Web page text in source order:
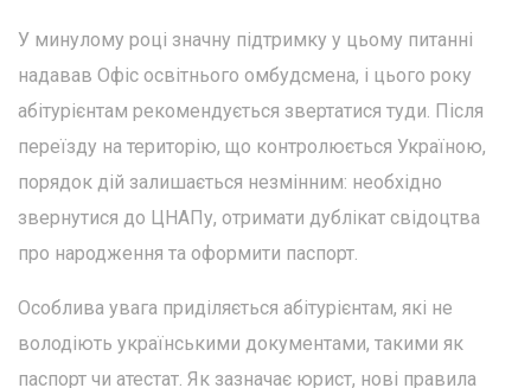
У минулому році значну підтримку у цьому питанні
надавав Офіс освітнього омбудсмена, і цього року
абітурієнтам рекомендується звертатися туди. Після
переїзду на територію, що контролюється Україною,
порядок дій залишається незмінним: необхідно
звернутися до ЦНАПу, отримати дублікат свідоцтва
про народження та оформити паспорт.
Особлива увага приділяється абітурієнтам, які не
володіють українськими документами, такими як
паспорт чи атестат. Як зазначає юрист, нові правила